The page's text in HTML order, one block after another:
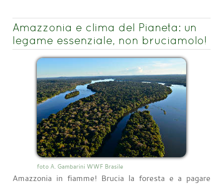
Amazzonia e clima del Pianeta: un
legame essenziale, non bruciamolo!
foto A. Gambarini WWF Brasile
Amazzonia in fiamme! Brucia la foresta e a pagare